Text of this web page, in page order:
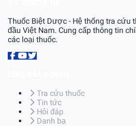
Thuốc Biệt Dược - Hệ thống tra cứu
đầu Việt Nam. Cung cấp thông tin
các loại thuốc.
Tra cứu thuốc
Tin tức
Hỏi đáp
Danh bạ